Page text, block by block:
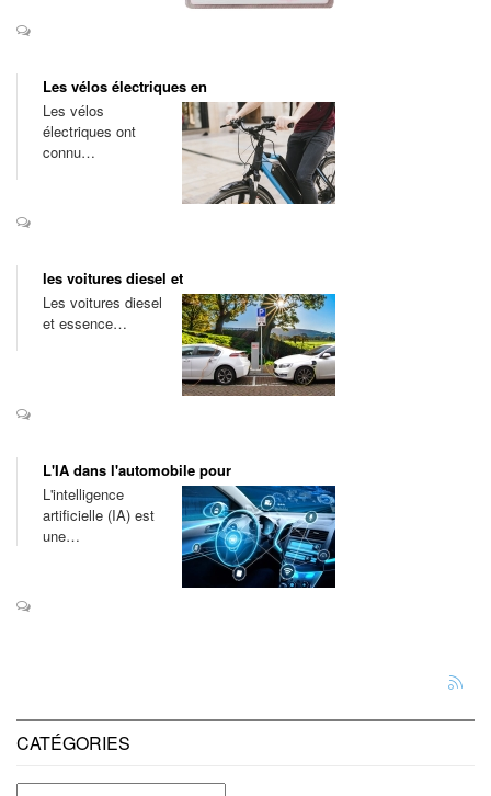
Les vélos électriques en
Les vélos
électriques ont
connu…
les voitures diesel et
Les voitures diesel
et essence…
L'IA dans l'automobile pour
L'intelligence
artificielle (IA) est
une…
CATÉGORIES